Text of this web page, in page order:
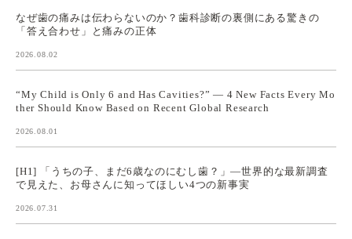
なぜ歯の痛みは伝わらないのか？歯科診断の裏側にある驚きの
「答え合わせ」と痛みの正体
2026.08.02
“My Child is Only 6 and Has Cavities?” — 4 New Facts Every Mo
ther Should Know Based on Recent Global Research
2026.08.01
[H1] 「うちの子、まだ6歳なのにむし歯？」—世界的な最新調査
で見えた、お母さんに知ってほしい4つの新事実
2026.07.31